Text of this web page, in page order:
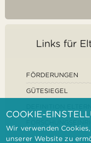
Links für
FÖRDERUNGEN
GÜTESIEGEL
COOKIE-
Wir verwenden
unserer Website zu